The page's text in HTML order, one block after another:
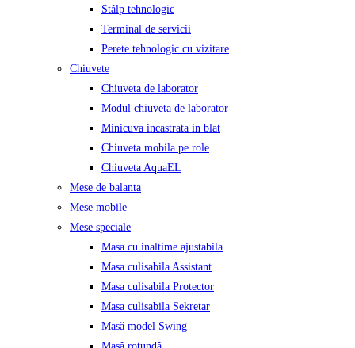
Stâlp tehnologic
Terminal de servicii
Perete tehnologic cu vizitare
Chiuvete
Chiuveta de laborator
Modul chiuveta de laborator
Minicuva incastrata in blat
Chiuveta mobila pe role
Chiuveta AquaEL
Mese de balanta
Mese mobile
Mese speciale
Masa cu inaltime ajustabila
Masa culisabila Assistant
Masa culisabila Protector
Masa culisabila Sekretar
Masă model Swing